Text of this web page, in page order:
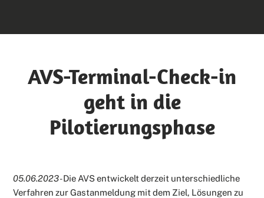
AVS-Terminal-Check-in
geht in die
Pilotierungsphase
05.06.2023 -Die AVS entwickelt derzeit unterschiedliche
Verfahren zur Gastanmeldung mit dem Ziel, Lösungen zu